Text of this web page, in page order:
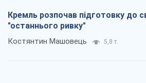
Кремль розпочав підготовку до
"останнього ривку"
Костянтин Машовець 5,8 т.